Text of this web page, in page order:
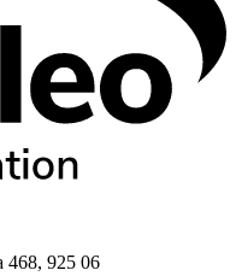
468, 925 06